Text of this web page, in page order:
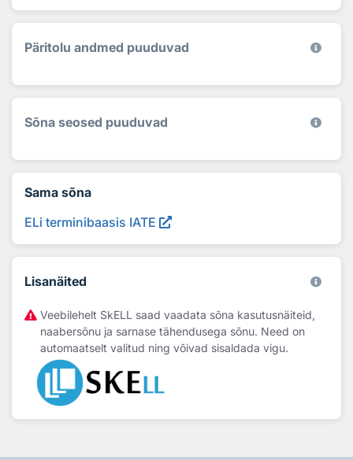
Päritolu andmed puuduvad
Sõna seosed puuduvad
Sama sõna
ELi terminibaasis IATE
Lisanäited
Veebilehelt SkELL saad vaadata sõna kasutusnäiteid,
naabersõnu ja sarnase tähendusega sõnu. Need on
automaatselt valitud ning võivad sisaldada vigu.